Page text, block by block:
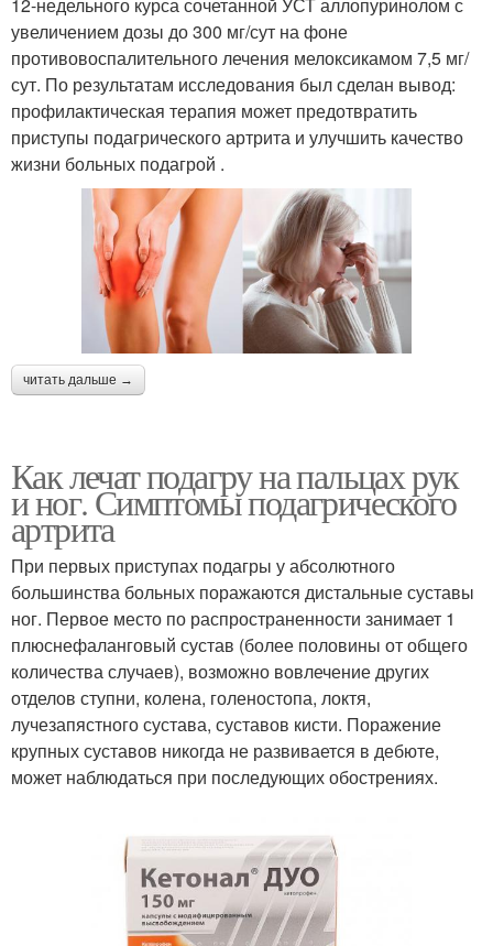
увеличением дозы до 300 мг/сут на фоне
противовоспалительного лечения мелоксикамом 7,5 мг/
сут. По результатам исследования был сделан вывод:
профилактическая терапия может предотвратить
приступы подагрического артрита и улучшить качество
жизни больных подагрой .
читать дальше →
Как лечат подагру на пальцах рук
и ног. Симптомы подагрического
артрита
При первых приступах подагры у абсолютного
большинства больных поражаются дистальные суставы
ног. Первое место по распространенности занимает 1
плюснефаланговый сустав (более половины от общего
количества случаев), возможно вовлечение других
отделов ступни, колена, голеностопа, локтя,
лучезапястного сустава, суставов кисти. Поражение
крупных суставов никогда не развивается в дебюте,
может наблюдаться при последующих обострениях.